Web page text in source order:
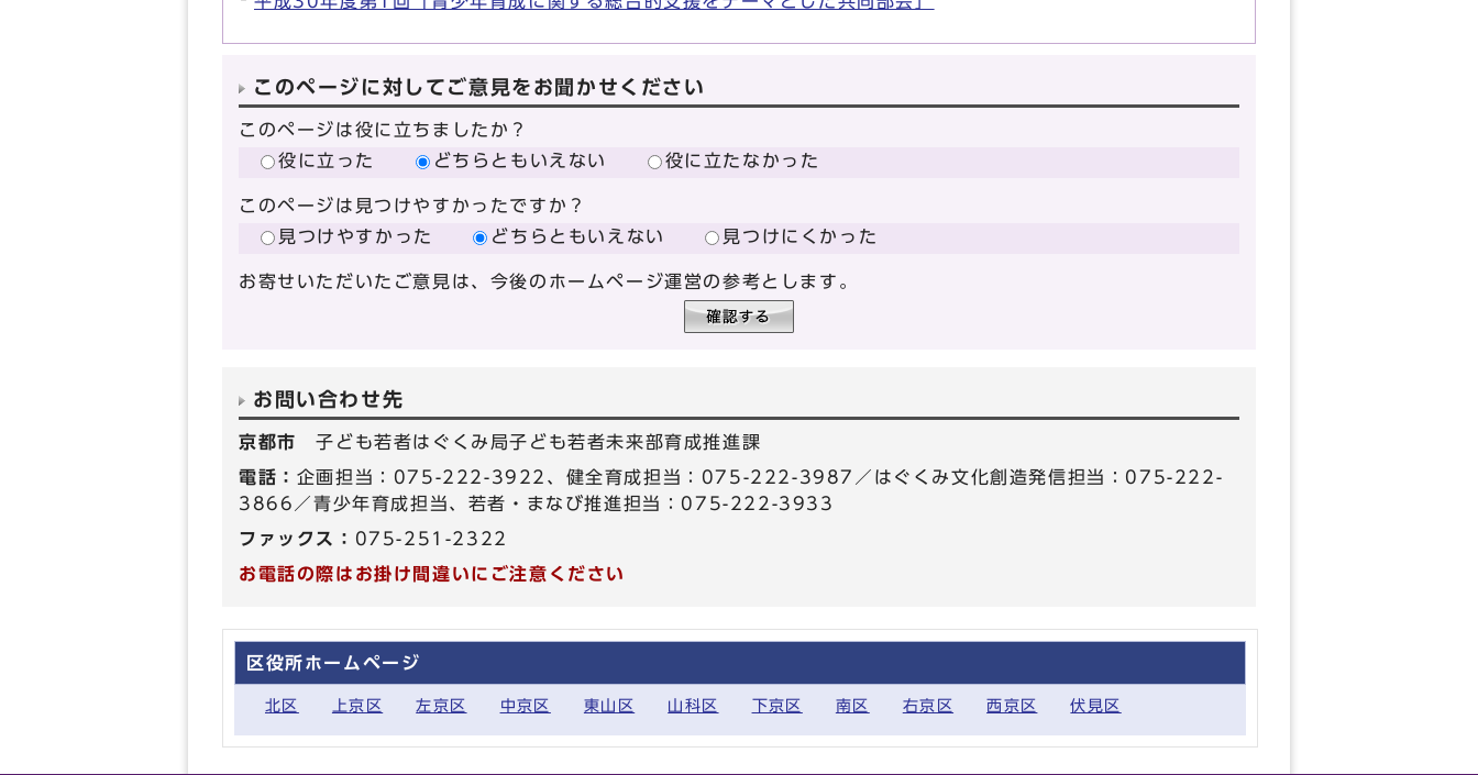
このページに対してご意見をお聞かせください
このページは役に立ちましたか？
役に立った
どちらともいえない 役に立たなかった
このページは見つけやすかったですか？
見つけやすかった
どちらともいえない 見つけにくかった
お寄せいただいたご意見は、今後のホームページ運営の参考とします。
お問い合わせ先
京都市子ども若者はぐくみ局子ども若者未来部育成推進課
電話： 企画担当：075-222-3922、健全育成担当：075-222-3987／はぐくみ文化創造発信担当：075-222-
3866／青少年育成担当、若者・まなび推進担当：075-222-3933
ファックス： 075-251-2322
お電話の際はお掛け間違いにご注意ください
区役所ホームページ
北区 上京区 左京区 中京区 東山区 山科区 下京区 南区 右京区 西京区 伏見区